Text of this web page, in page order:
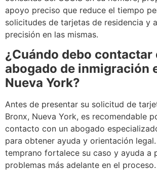
apoyo preciso que reduce el tiempo
solicitudes de tarjetas de residencia y
precisión en las mismas.
¿Cuándo debo contactar
abogado de inmigración
Nueva York?
Antes de presentar su solicitud de
Bronx, Nueva York, es recomendable
contacto con un abogado
para obtener ayuda y orientación
temprano fortalece su caso y ayuda a
problemas más adelante en el proceso.